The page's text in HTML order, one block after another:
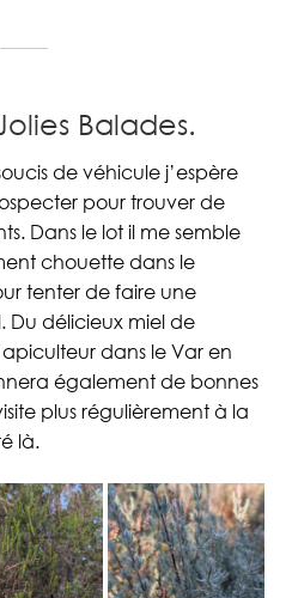
Balades.
de véhicule j’espère
pour trouver de
Dans le lot il me semble
chouette dans le
tenter de faire une
Du délicieux miel de
dans le Var en
également de bonnes
plus régulièrement à la
là.